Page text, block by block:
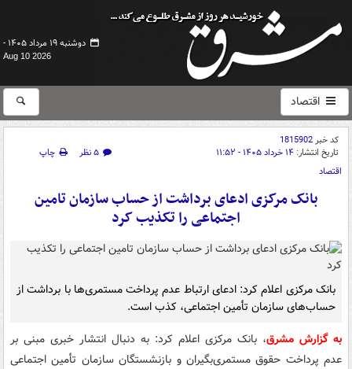
دوشنبه ۱۹ مرداد ۱۴۰۵ -
Aug 10 2026
اقتصاد
کد خبر1815902
تاریخ انتشار: ۱۴ خرداد ۱۴۰۵ - ۱۱:۵۲ ۵ نظر
چاپ
اقتصاد
بانک مرکزی ادعای برداشت از حساب سازمان تامین
اجتماعی را تکذیب کرد
بانک مرکزی اعلام کرد: ادعای ارتباط عدم پرداخت مستمری‌ها با برداشت از
حساب‌های سازمان تأمین اجتماعی، کذب است.
به گزارش مشرق، بانک مرکزی اعلام کرد: به دنبال انتشار خبری مبنی بر
عدم پرداخت حقوق مستمری‌بگیران و بازنشستگان سازمان تأمین اجتماعی